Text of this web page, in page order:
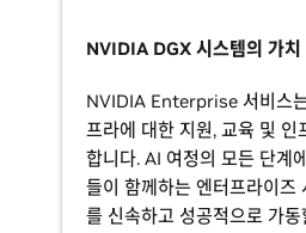
NVIDIA DGX 시스템의 가치
NVIDIA Enterprise 서비스
프라에 대한 지원, 교육 및 인
합니다. AI 여정의 모든 단계
들이 함께하는 엔터프라이즈
를 신속하고 성공적으로 가